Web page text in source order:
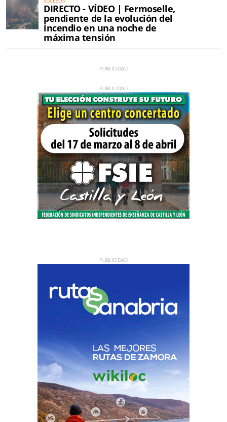
DIRECTO - VÍDEO | Fermoselle,
pendiente de la evolución del
incendio en una noche de
máxima tensión